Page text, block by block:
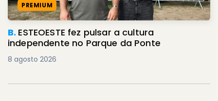
PREMIUM
B. ESTEOESTE fez pulsar a cultura
independente no Parque da Ponte
8 agosto 2026